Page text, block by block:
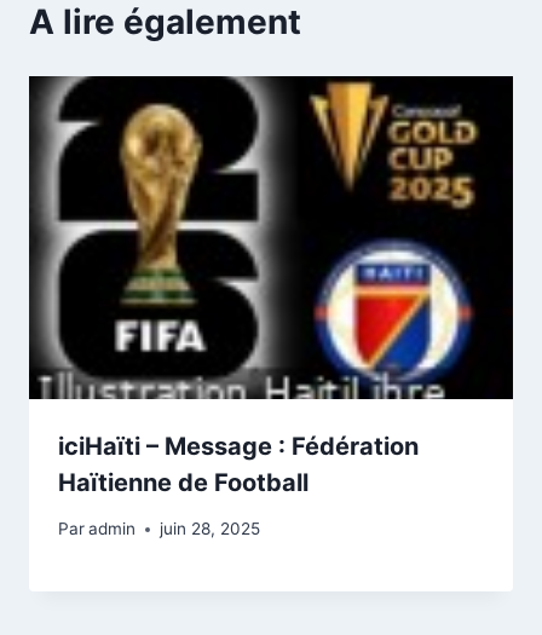
A lire également
iciHaïti – Message : Fédération
Haïtienne de Football
Paradmin juin 28, 2025